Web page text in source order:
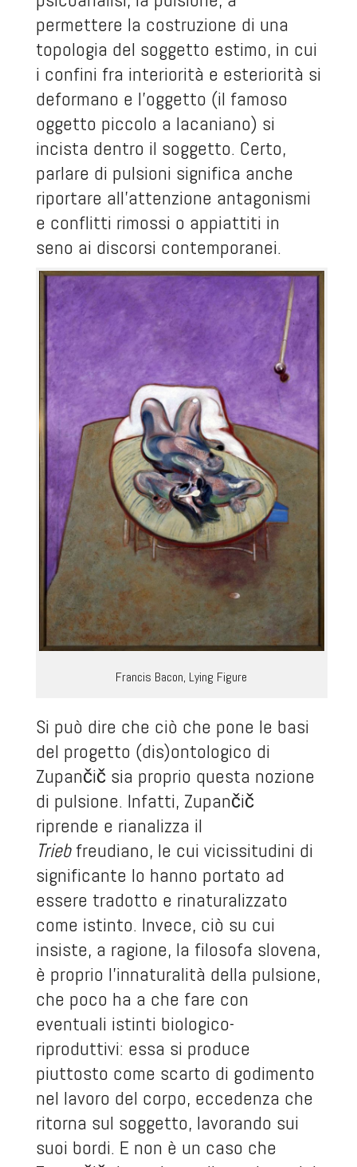
permettere la costruzione di una
topologia del soggetto estimo, in cui
i confini fra interiorità e esteriorità si
deformano e l’oggetto (il famoso
oggetto piccolo a lacaniano) si
incista dentro il soggetto. Certo,
parlare di pulsioni significa anche
riportare all’attenzione antagonismi
e conflitti rimossi o appiattiti in
seno ai discorsi contemporanei.
Francis Bacon, Lying Figure
Si può dire che ciò che pone le basi
del progetto (dis)ontologico di
Zupančič sia proprio questa nozione
di pulsione. Infatti, Zupančič
riprende e rianalizza il
Triebfreudiano, le cui vicissitudini di
significante lo hanno portato ad
essere tradotto e rinaturalizzato
come istinto. Invece, ciò su cui
insiste, a ragione, la filosofa slovena,
è proprio l’innaturalità della pulsione,
che poco ha a che fare con
eventuali istinti biologico-
riproduttivi: essa si produce
piuttosto come scarto di godimento
nel lavoro del corpo, eccedenza che
ritorna sul soggetto, lavorando sui
suoi bordi. E non è un caso che